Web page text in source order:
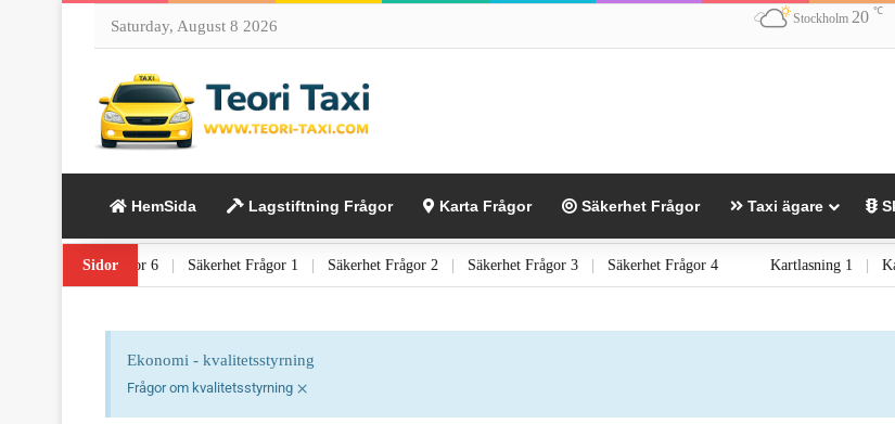
Saturday, August 8 2026 Stockholm 20 ℃
HemSida Lagstiftning Frågor Karta Frågor Säkerhet Frågor Taxi ägare
Sidor
Lagstiftning Frågor 6 | Säkerhet Frågor 1 | Säkerhet Frågor 2 | Säkerhet Frågor 3 | Säkerhet Frågor 4 Kartlasning 1 |
Ekonomi - kvalitetsstyrning
Frågor om kvalitetsstyrning ×